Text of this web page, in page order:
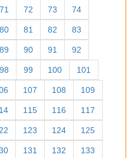
71 72 73 74
80 81 82 83
89 90 91 92
98 99 100 101
107 108 109
115 116 117
123 124 125
131 132 133